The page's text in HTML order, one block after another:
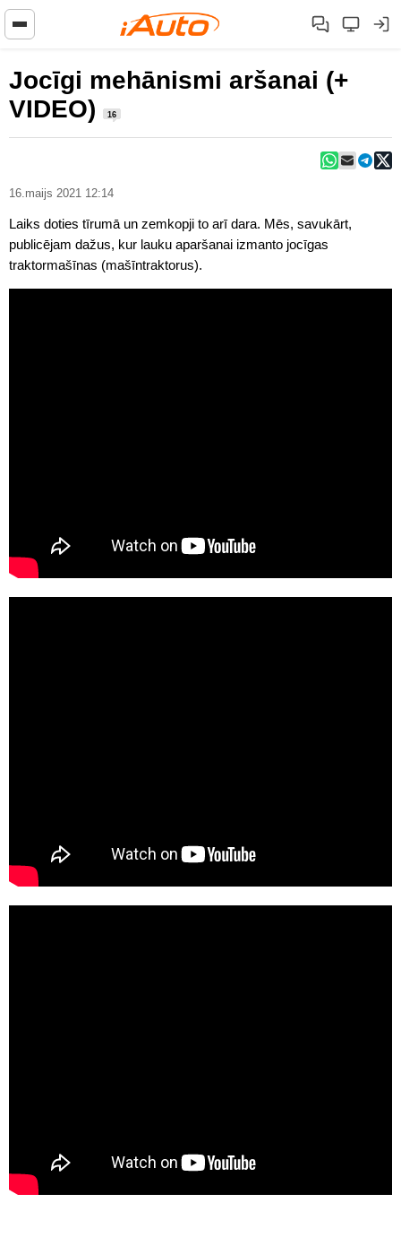
Jocīgi mehānismi aršanai (+
VIDEO)
16
16.maijs 2021 12:14
Laiks doties tīrumā un zemkopji to arī dara. Mēs, savukārt,
publicējam dažus, kur lauku aparšanai izmanto jocīgas
traktormašīnas (mašīntraktorus).